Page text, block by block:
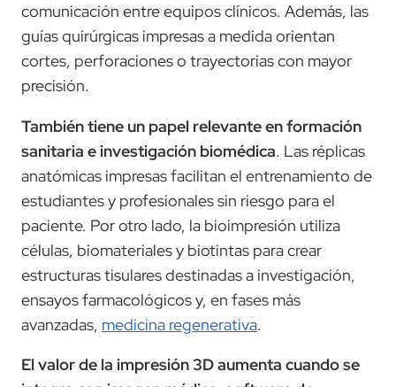
comunicación entre equipos clínicos. Además, las
guías quirúrgicas impresas a medida orientan
cortes, perforaciones o trayectorias con mayor
precisión.
También tiene un papel relevante en formación
sanitaria e investigación biomédica. Las réplicas
anatómicas impresas facilitan el entrenamiento de
estudiantes y profesionales sin riesgo para el
paciente. Por otro lado, la bioimpresión utiliza
células, biomateriales y biotintas para crear
estructuras tisulares destinadas a investigación,
ensayos farmacológicos y, en fases más
avanzadas, medicina regenerativa.
El valor de la impresión 3D aumenta cuando se